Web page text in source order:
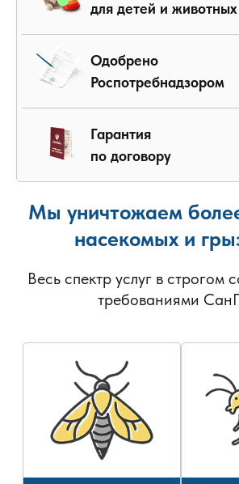
для детей и животных
Одобрено
Роспотребнадзором
Гарантия
по договору
Мы уничтожаем
насекомых и
Весь спектр услуг в строгом
требованиями